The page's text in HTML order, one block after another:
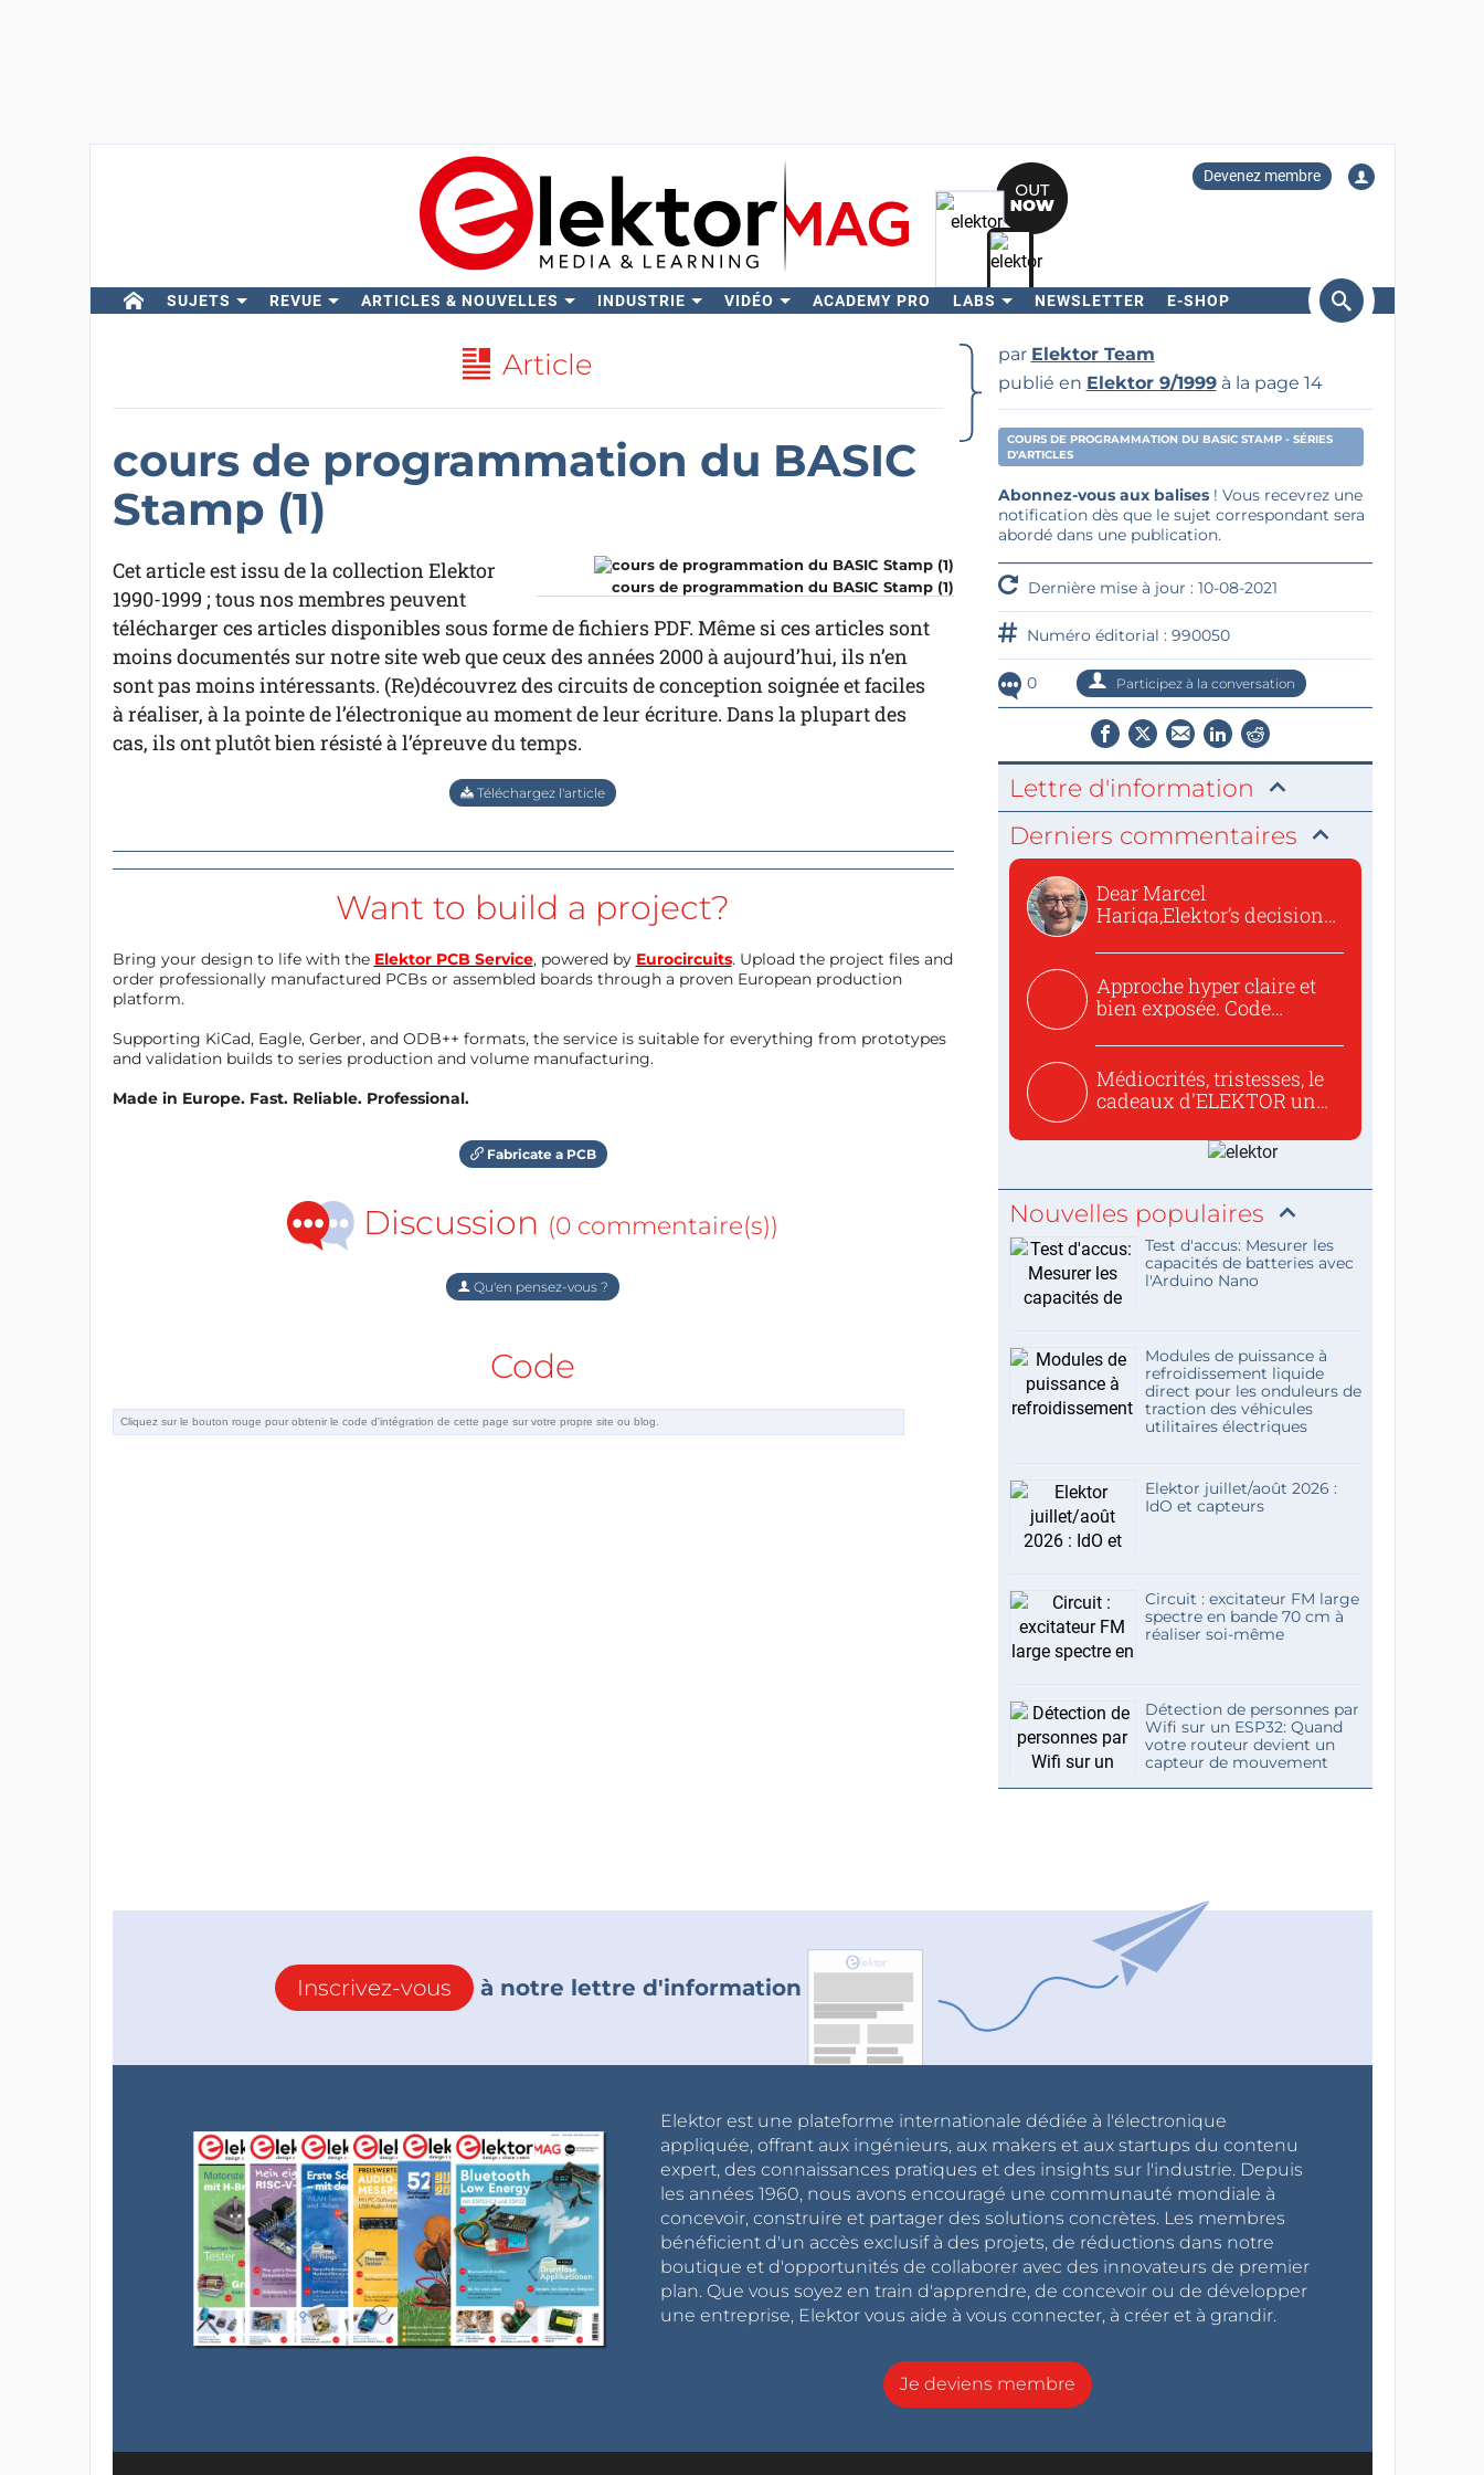
Devenez membre
SUJETS REVUE ARTICLES & NOUVELLES INDUSTRIE VIDÉO ACADEMY PRO LABS NEWSLETTER E-SHOP
Rechercher
Article
cours de programmation du BASIC
Stamp (1)
cours de programmation du BASIC Stamp (1)
Cet article est issu de la collection Elektor
1990-1999 ; tous nos membres peuvent
télécharger ces articles disponibles sous forme de fichiers PDF. Même si ces articles sont
moins documentés sur notre site web que ceux des années 2000 à aujourd’hui, ils n’en
sont pas moins intéressants. (Re)découvrez des circuits de conception soignée et faciles
à réaliser, à la pointe de l’électronique au moment de leur écriture. Dans la plupart des
cas, ils ont plutôt bien résisté à l’épreuve du temps.
Téléchargez l'article
Want to build a project?
Bring your design to life with the Elektor PCB Service, powered by Eurocircuits. Upload the project files and
order professionally manufactured PCBs or assembled boards through a proven European production
platform.
Supporting KiCad, Eagle, Gerber, and ODB++ formats, the service is suitable for everything from prototypes
and validation builds to series production and volume manufacturing.
Made in Europe. Fast. Reliable. Professional.
Fabricate a PCB
Discussion (0 commentaire(s))
Qu'en pensez-vous ?
Code
par Elektor Team
publié en Elektor 9/1999à la page 14
COURS DE PROGRAMMATION DU BASIC STAMP - SÉRIES
D'ARTICLES
Abonnez-vous aux balises! Vous recevrez une
notification dès que le sujet correspondant sera
abordé dans une publication.
Dernière mise à jour : 10-08-2021
Numéro éditorial : 990050
0 Participez à la conversation
Lettre d'information
Derniers commentaires
Dear Marcel
Hariga,Elektor’s decision
Approche hyper claire et
bien exposée. Code
Médiocrités, tristesses, le
cadeaux d'ELEKTOR un
Nouvelles populaires
Test d'accus: Mesurer les
capacités de batteries avec
l'Arduino Nano
Modules de puissance à
refroidissement liquide
direct pour les onduleurs de
traction des véhicules
utilitaires électriques
Elektor juillet/août 2026 :
IdO et capteurs
Circuit : excitateur FM large
spectre en bande 70 cm à
réaliser soi-même
Détection de personnes par
Wifi sur un ESP32: Quand
votre routeur devient un
capteur de mouvement
Inscrivez-vous à notre lettre d'information
Elektor est une plateforme internationale dédiée à l'électronique
appliquée, offrant aux ingénieurs, aux makers et aux startups du contenu
expert, des connaissances pratiques et des insights sur l'industrie. Depuis
les années 1960, nous avons encouragé une communauté mondiale à
concevoir, construire et partager des solutions concrètes. Les membres
bénéficient d'un accès exclusif à des projets, de réductions dans notre
boutique et d'opportunités de collaborer avec des innovateurs de premier
plan. Que vous soyez en train d'apprendre, de concevoir ou de développer
une entreprise, Elektor vous aide à vous connecter, à créer et à grandir.
Je deviens membre